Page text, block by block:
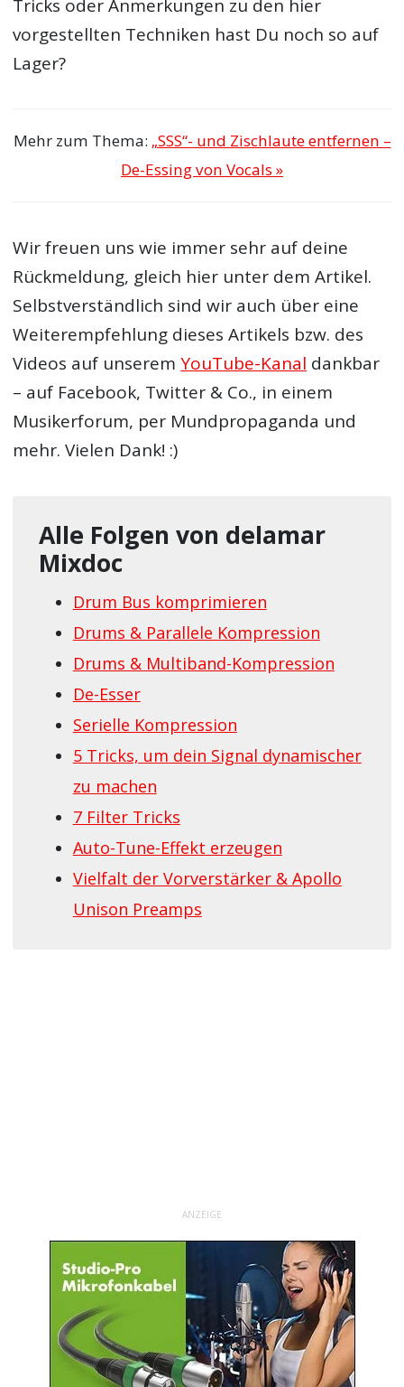
Tricks oder Anmerkungen zu den hier
vorgestellten Techniken hast Du noch so auf
Lager?
Mehr zum Thema: „SSS“- und Zischlaute entfernen –
De-Essing von Vocals »
Wir freuen uns wie immer sehr auf deine
Rückmeldung, gleich hier unter dem Artikel.
Selbstverständlich sind wir auch über eine
Weiterempfehlung dieses Artikels bzw. des
Videos auf unseremYouTube-Kanal dankbar
– auf Facebook, Twitter & Co., in einem
Musikerforum, per Mundpropaganda und
mehr. Vielen Dank! :)
Alle Folgen von delamar
Mixdoc
Drum Bus komprimieren
Drums & Parallele Kompression
Drums & Multiband-Kompression
De-Esser
Serielle Kompression
5 Tricks, um dein Signal dynamischer
zu machen
7 Filter Tricks
Auto-Tune-Effekt erzeugen
Vielfalt der Vorverstärker & Apollo
Unison Preamps
ANZEIGE